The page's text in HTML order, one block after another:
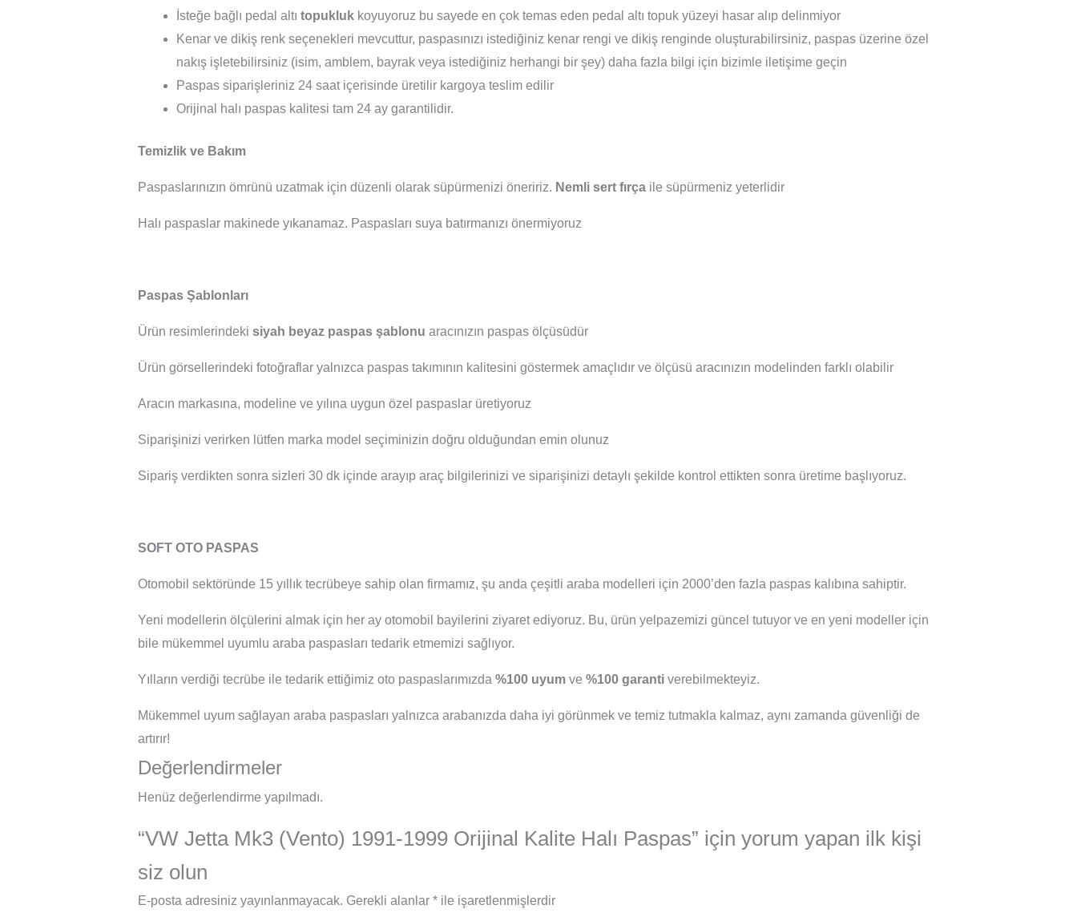
İsteğe bağlı pedal altı topukluk koyuyoruz bu sayede en çok temas eden pedal altı topuk yüzeyi hasar alıp delinmiyor
Kenar ve dikiş renk seçenekleri mevcuttur, paspasınızı istediğiniz kenar rengi ve dikiş renginde oluşturabilirsiniz, paspas üzerine özel
nakış işletebilirsiniz (isim, amblem, bayrak veya istediğiniz herhangi bir şey) daha fazla bilgi için bizimle iletişime geçin
Paspas siparişleriniz 24 saat içerisinde üretilir kargoya teslim edilir
Orijinal halı paspas kalitesi tam 24 ay garantilidir.
Temizlik ve Bakım
Paspaslarınızın ömrünü uzatmak için düzenli olarak süpürmenizi öneririz. Nemli sert fırça ile süpürmeniz yeterlidir
Halı paspaslar makinede yıkanamaz. Paspasları suya batırmanızı önermiyoruz
Paspas Şablonları
Ürün resimlerindeki siyah beyaz paspas şablonu aracınızın paspas ölçüsüdür
Ürün görsellerindeki fotoğraflar yalnızca paspas takımının kalitesini göstermek amaçlıdır ve ölçüsü aracınızın modelinden farklı olabilir
Aracın markasına, modeline ve yılına uygun özel paspaslar üretiyoruz
Siparişinizi verirken lütfen marka model seçiminizin doğru olduğundan emin olunuz
Sipariş verdikten sonra sizleri 30 dk içinde arayıp araç bilgilerinizi ve siparişinizi detaylı şekilde kontrol ettikten sonra üretime başlıyoruz.
SOFT OTO PASPAS
Otomobil sektöründe 15 yıllık tecrübeye sahip olan firmamız, şu anda çeşitli araba modelleri için 2000’den fazla paspas kalıbına sahiptir.
Yeni modellerin ölçülerini almak için her ay otomobil bayilerini ziyaret ediyoruz. Bu, ürün yelpazemizi güncel tutuyor ve en yeni modeller için
bile mükemmel uyumlu araba paspasları tedarik etmemizi sağlıyor.
Yılların verdiği tecrübe ile tedarik ettiğimiz oto paspaslarımızda %100 uyum ve %100 garanti verebilmekteyiz.
Mükemmel uyum sağlayan araba paspasları yalnızca arabanızda daha iyi görünmek ve temiz tutmakla kalmaz, aynı zamanda güvenliği de
artırır!
Değerlendirmeler
Henüz değerlendirme yapılmadı.
“VW Jetta Mk3 (Vento) 1991-1999 Orijinal Kalite Halı Paspas” için yorum yapan ilk kişi
siz olun
E-posta adresiniz yayınlanmayacak. Gerekli alanlar * ile işaretlenmişlerdir